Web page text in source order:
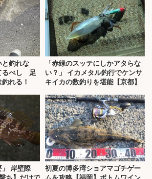
と釣れな
るべし 足
れる！
「赤緑のスッテにしかアタらな
い？」 イカメタル釣行でケンサ
キイカの数釣りを堪能【京都】
」 岸壁際
初夏の博多湾ショアマゴチゲー